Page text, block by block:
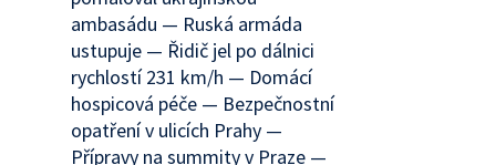
ambasádu — Ruská armáda
ustupuje — Řidič jel po dálnici
rychlostí 231 km/h — Domácí
hospicová péče — Bezpečnostní
opatření v ulicích Prahy —
Přípravy na summity v Praze —